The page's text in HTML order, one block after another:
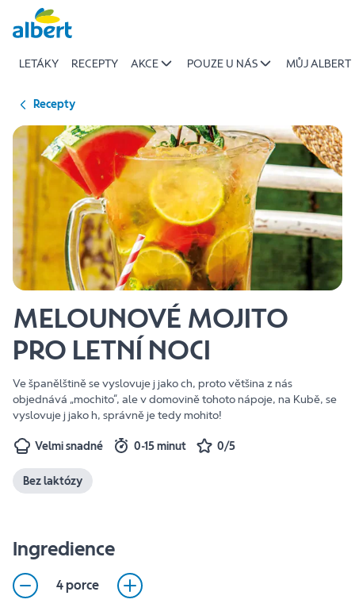
Přeskočit
LETÁKY RECEPTY AKCE POUZE U NÁS MŮJ ALBERT
Recepty
MELOUNOVÉ MOJITO
PRO LETNÍ NOCI
Ve španělštině se vyslovuje j jako ch, proto většina z nás
objednává „mochito“, ale v domovině tohoto nápoje, na Kubě, se
vyslovuje j jako h, správně je tedy mohito!
Velmi snadné 0-15 minut 0/5
Bez laktózy
Ingredience
4 porce